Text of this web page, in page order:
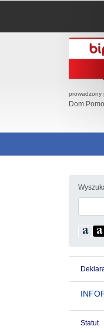
prowadzony
Dom
Statut